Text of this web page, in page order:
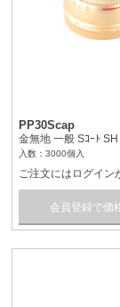
PP30Scap
金無地 一般 Sｺｰﾄ SH
入数：3000個入
ご注文にはログイン
会員登録で価